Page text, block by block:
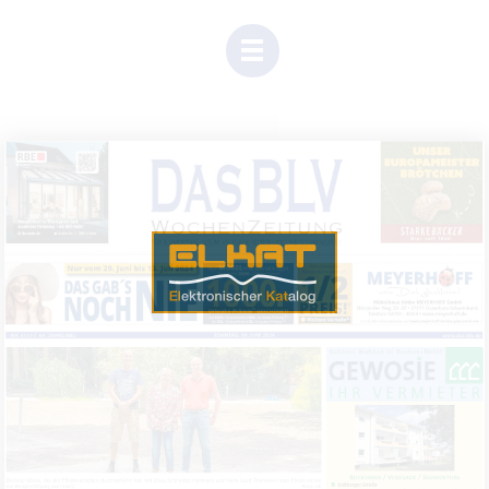
Einen Moment Geduld, Inhalte werden geladen.